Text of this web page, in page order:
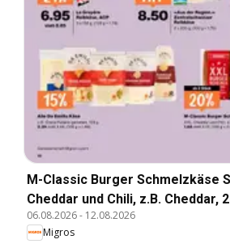
M-Classic Burger Schmelzkäse
Cheddar und Chili, z.B. Cheddar,
06.08.2026- 12.08.2026
Migros